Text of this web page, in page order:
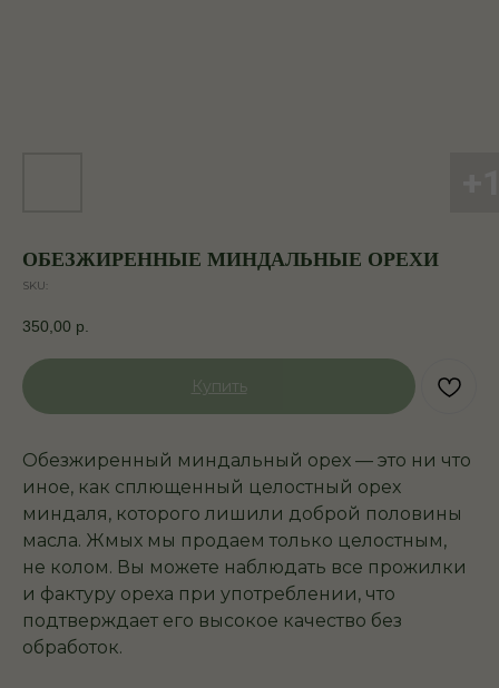
ОБЕЗЖИРЕННЫЕ МИНДАЛЬНЫЕ ОРЕХИ
SKU:
350,00 р.
Купить
Обезжиренный миндальный орех — это ни что
иное, как сплющенный целостный орех
миндаля, которого лишили доброй половины
масла. Жмых мы продаем только целостным,
не колом. Вы можете наблюдать все прожилки
и фактуру ореха при употреблении, что
подтверждает его высокое качество без
обработок.